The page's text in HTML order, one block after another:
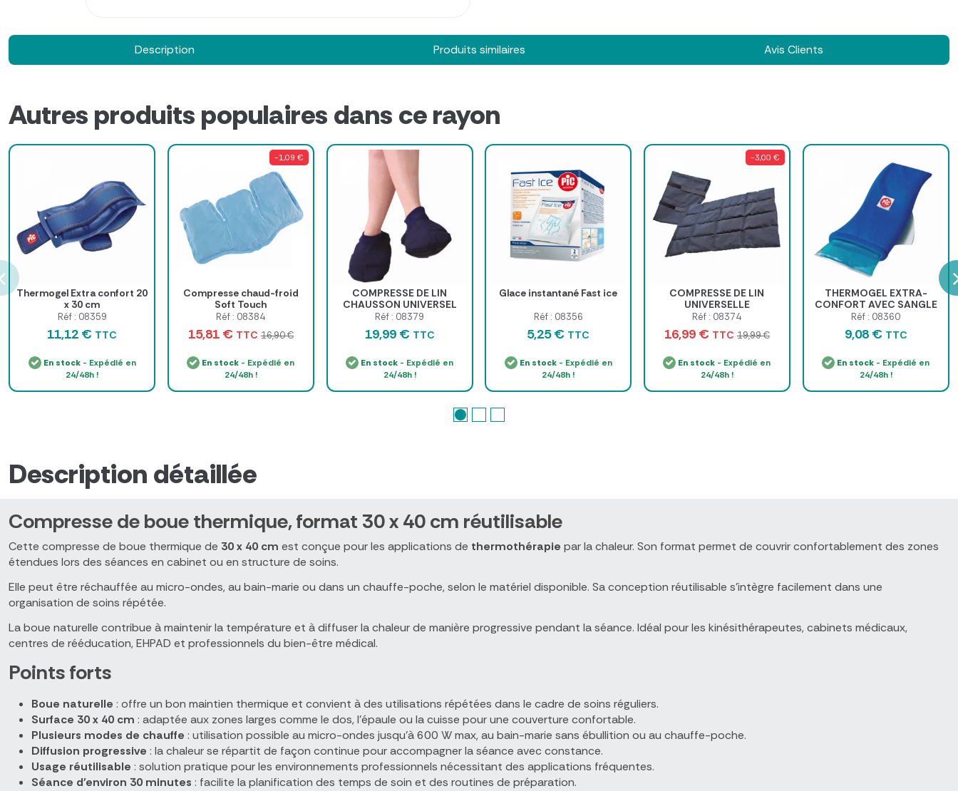
Description Produits similaires Avis Clients
Autres produits populaires dans ce rayon
Thermogel Extra confort 20
x 30 cm
Réf : 08359
11,12 € TTC
En stock- Expédié en
24/48h !
-1,09 €
Compresse chaud-froid
Soft Touch
Réf : 08384
15,81 € TTC 16,90 €
En stock - Expédié en
24/48h !
COMPRESSE DE LIN
CHAUSSON UNIVERSEL
TOP'KINE - paire 28 x 16
cm
Réf : 08379
19,99 € TTC
En stock - Expédié en
24/48h !
Glace instantané Fast ice
Réf : 08356
5,25 € TTC
En stock- Expédié en
24/48h !
-3,00 €
COMPRESSE DE LIN
UNIVERSELLE
THERMORÉGULATIVE
TOP'KINE - 48 x 34 cm
Réf : 08374
16,99 € TTC 19,99 €
En stock - Expédié en
24/48h !
THERMOGEL EXTRA-
CONFORT AVEC SANGLE
PIC - 10 x 26 cm
Réf : 08360
9,08 € TTC
En stock - Expédié en
24/48h !
Description détaillée
Compresse de boue thermique, format 30 x 40 cm réutilisable
Cette compresse de boue thermique de 30 x 40 cm est conçue pour les applications de thermothérapie par la chaleur. Son format permet de couvrir confortablement des zones
étendues lors des séances en cabinet ou en structure de soins.
Elle peut être réchauffée au micro-ondes, au bain-marie ou dans un chauffe-poche, selon le matériel disponible. Sa conception réutilisable s'intègre facilement dans une
organisation de soins répétée.
La boue naturelle contribue à maintenir la température et à diffuser la chaleur de manière progressive pendant la séance. Idéal pour les kinésithérapeutes, cabinets médicaux,
centres de rééducation, EHPAD et professionnels du bien-être médical.
Points forts
Boue naturelle : offre un bon maintien thermique et convient à des utilisations répétées dans le cadre de soins réguliers.
Surface 30 x 40 cm : adaptée aux zones larges comme le dos, l'épaule ou la cuisse pour une couverture confortable.
Plusieurs modes de chauffe : utilisation possible au micro-ondes jusqu'à 600 W max, au bain-marie sans ébullition ou au chauffe-poche.
Diffusion progressive : la chaleur se répartit de façon continue pour accompagner la séance avec constance.
Usage réutilisable : solution pratique pour les environnements professionnels nécessitant des applications fréquentes.
Séance d'environ 30 minutes : facilite la planification des temps de soin et des routines de préparation.